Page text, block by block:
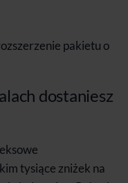
pakietu o
dostaniesz
tysiące zniżek na